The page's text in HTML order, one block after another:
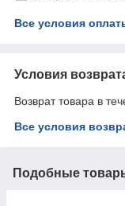
Все условия
Условия
Возврат товара в
Все условия
Подобные